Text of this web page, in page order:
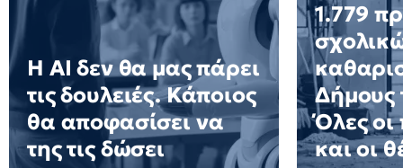
Η AI δεν θα μας πάρει
τις δουλειές. Κάποιος
θα αποφασίσει να
της τις δώσει
1.779
Δήμους
Όλες οι
και οι